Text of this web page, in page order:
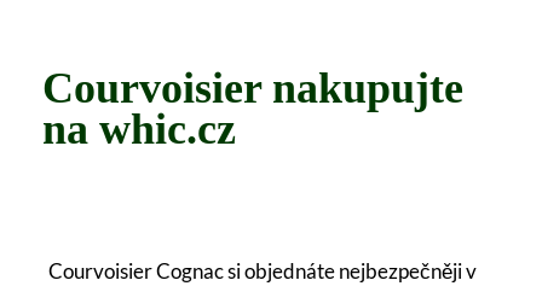
Courvoisier nakupujte
na whic.cz
Courvoisier Cognac si objednáte nejbezpečněji v